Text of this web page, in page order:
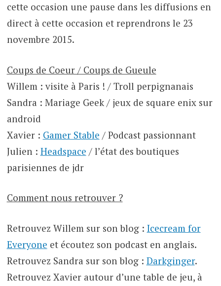
cette occasion une pause dans les diffusions en
direct à cette occasion et reprendrons le 23
novembre 2015.
Coups de Coeur / Coups de Gueule
Willem : visite à Paris ! / Troll perpignanais
Sandra : Mariage Geek / jeux de square enix sur
android
Xavier : Gamer Stable / Podcast passionnant
Julien : Headspace / l’état des boutiques
parisiennes de jdr
Comment nous retrouver ?
Retrouvez Willem sur son blog : Icecream for
Everyone et écoutez son podcast en anglais.
Retrouvez Sandra sur son blog : Darkginger.
Retrouvez Xavier autour d’une table de jeu, à